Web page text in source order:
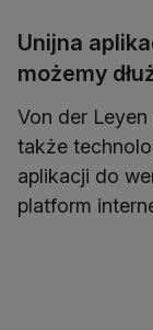
Unijna
możemy
Von der Leyen
także
aplikacji do
platform